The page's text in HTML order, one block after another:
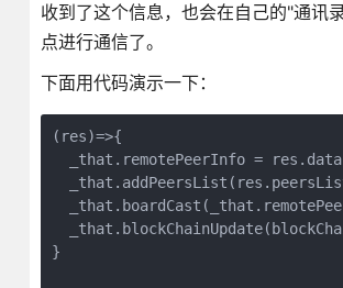
收到了这个信息，也会在自己的"通讯
点进行通信了。
下面用代码演示一下：
(res)=>{
_that.remotePeerInfo =
}